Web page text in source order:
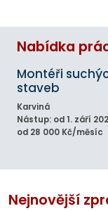
Nabídka
Montéři
staveb
Karviná
Nástup: od 1. září
od 28 000 Kč/měsíc
Nejnovější